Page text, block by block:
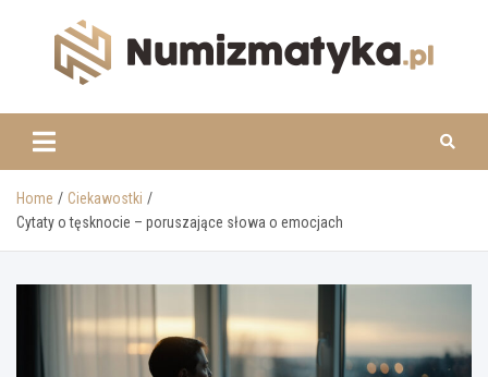
www.numizmatyka.pl
Home
Ciekawostki
Cytaty o tęsknocie – poruszające słowa o emocjach